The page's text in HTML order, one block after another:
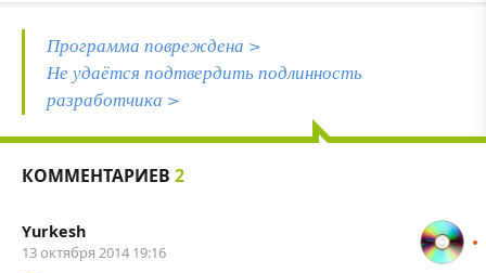
Программа повреждена >
Не удаётся подтвердить подлинность
разработчика >
КОММЕНТАРИЕВ 2
Yurkesh
13 октября 2014 19:16